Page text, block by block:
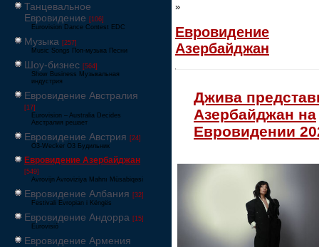
Танцевальное
Евровидение [106]
Eurovision Dance Contest EDC
Музыка [257]
Music Songs Поп-музыка Песни
Шоу-бизнес [564]
Show Business Музыкальная
индустрия
Евровидение Австралия
[17]
Eurovision – Australia Decides
Австралия решает
Евровидение Австрия [24]
Ö3-Wecker Ö3 Будильник
Евровидение Азербайджан
[549]
Avrovijn Avroviziya Mahnı Müsabiqəsi
Евровидение Албания [32]
Festivali Evropian i Këngës
Евровидение Андорра [15]
Eurovisió
Евровидение Армения
»
Евровидение
Азербайджан
Джива
Азербайджан на
Евровидении